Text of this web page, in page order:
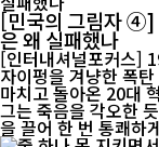
[민국의 그림자 ④]
은 왜 실패했나
[인터내셔널포커스]
자이펑을 겨냥한 폭
마치고 돌아온 20대 혁
그는 죽음을 각오한
을 끌어 한 번 통쾌하